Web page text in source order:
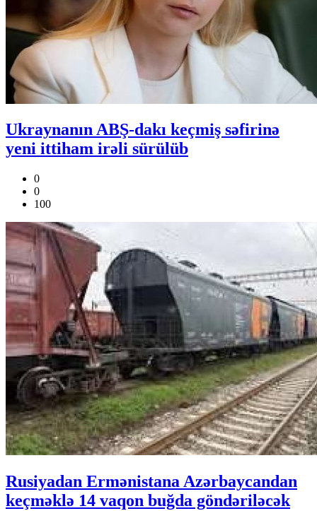
Ukraynanın ABŞ-dakı keçmiş səfirinə
yeni ittiham irəli sürülüb
0
0
100
Rusiyadan Ermənistana Azərbaycandan
keçməklə 14 vaqon buğda göndəriləcək